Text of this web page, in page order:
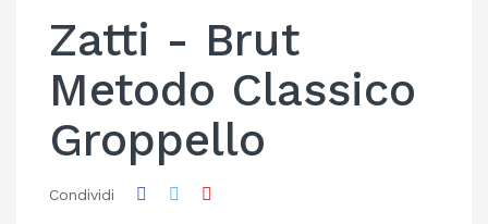
Zatti - Brut
Metodo Classico
Groppello
Condividi